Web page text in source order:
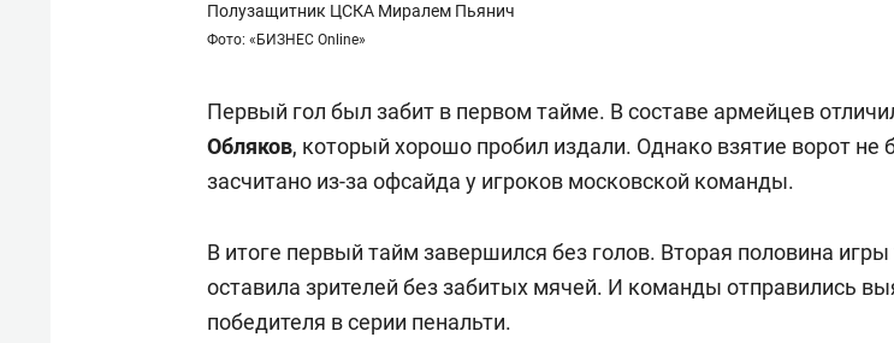
Полузащитник ЦСКА Миралем Пьянич
Фото: «БИЗНЕС Online»
Первый гол был забит в первом тайме. В составе армейцев
Обляков, который хорошо пробил издали. Однако взятие ворот не
засчитано из-за офсайда у игроков московской команды.
В итоге первый тайм завершился без голов. Вторая половина
оставила зрителей без забитых мячей. И команды отправились
победителя в серии пенальти.